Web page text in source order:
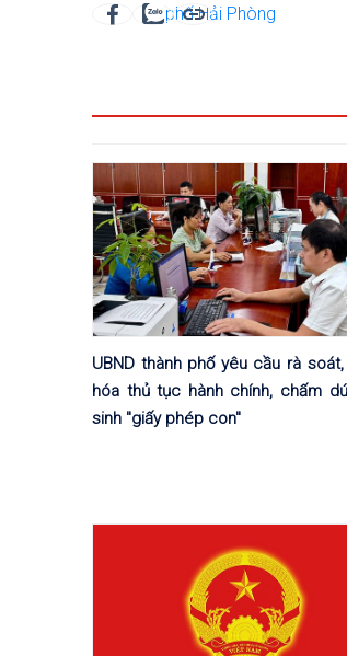
phố Hải Phòng
UBND thành phố yêu cầu rà
hóa thủ tục hành chính, chấm
sinh "giấy phép con"